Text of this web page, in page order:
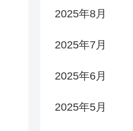
2025年8月
2025年7月
2025年6月
2025年5月